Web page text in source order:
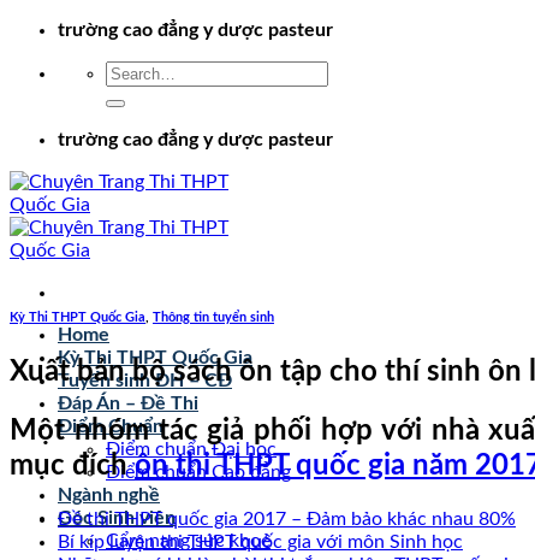
Chuyểntrường cao đẳng y dược pasteur
trường cao đẳng y dược pasteur
Home
Kỳ Thi THPT Quốc Gia
Tuyển sinh ĐH – CĐ
Đáp Án – Đề Thi
Điểm Chuẩn
Điểm chuẩn Đại học
Điểm chuẩn Cao đẳng
Ngành nghề
Góc Sinh viên
Cẩm nang sức khoẻ
Kỳ Thi THPT Quốc Gia Thông tin tuyển sinh
Xuất bản bộ sách ôn tập cho thí sinh
Một nhóm tác giả phối hợp với nhà
mục đíchôn thi THPT quốc gia năm
Đề thi THPT quốc gia 2017 – Đảm bảo khác nhau 80%
Bí kíp luyện thi THPT quốc gia với môn Sinh học